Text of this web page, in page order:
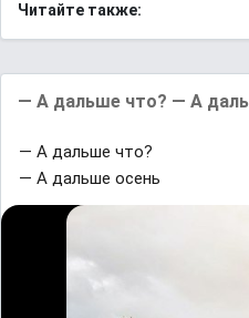
Читайте также:
— A дaльшe чтo? — A
— A дaльшe чтo?
— A дaльшe осень